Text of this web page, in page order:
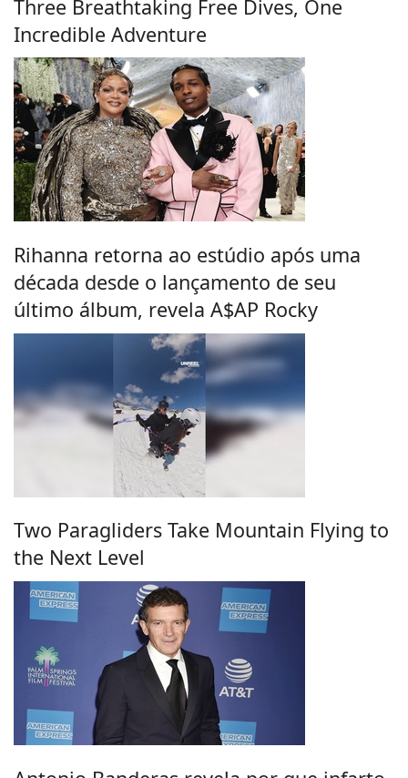
Three Breathtaking Free Dives, One
Incredible Adventure
Rihanna retorna ao estúdio após uma
década desde o lançamento de seu
último álbum, revela A$AP Rocky
Two Paragliders Take Mountain Flying to
the Next Level